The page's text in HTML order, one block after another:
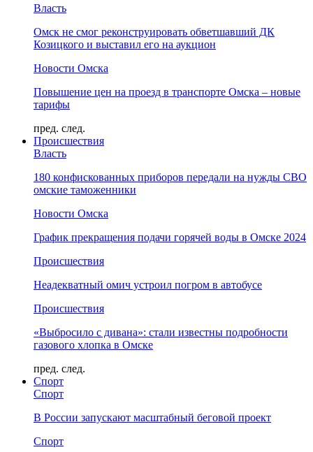
Власть
Омск не смог реконструировать обветшавший ДК
Козицкого и выставил его на аукцион
Новости Омска
Повышение цен на проезд в транспорте Омска – новые
тарифы
пред. след.
Происшествия
Власть
180 конфискованных приборов передали на нужды СВО
омские таможенники
Новости Омска
График прекращения подачи горячей воды в Омске 2024
Происшествия
Неадекватный омич устроил погром в автобусе
Происшествия
«Выбросило с дивана»: стали известны подробности
газового хлопка в Омске
пред. след.
Спорт
Спорт
В России запускают масштабный беговой проект
Спорт